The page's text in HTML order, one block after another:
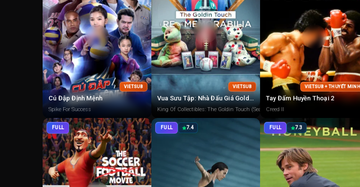
VIETSUB
Cú Đập Định Mệnh
Spike For Success
VIETSUB
Vua Sưu Tập: Nhà Đấu Giá Goldin 1
King Of Collectibles: The Goldin Touch (Season 1)
VIETSUB + THUYẾT MINH
Tay Đấm Huyền Thoại 2
Creed II
FULL FULL 7.4 FULL 7.3